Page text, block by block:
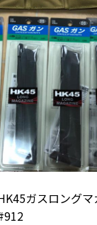
ガスロング